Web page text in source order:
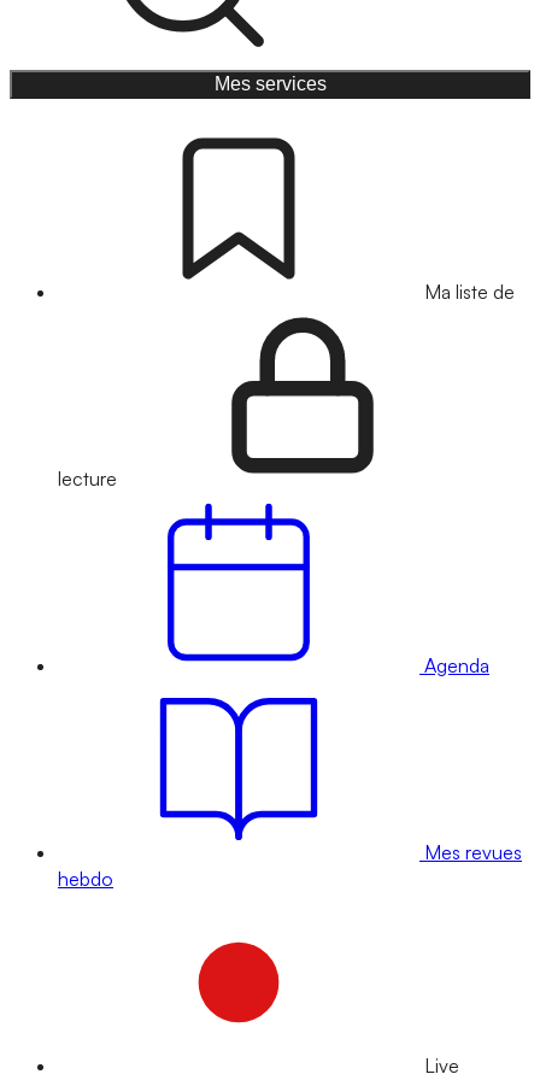
Mes services
Ma liste de
lecture
Agenda
Mes revues
hebdo
Live